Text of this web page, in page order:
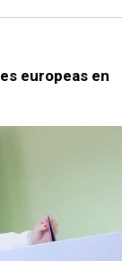
europeas en